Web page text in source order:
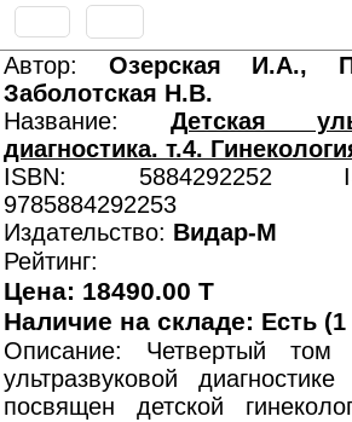
Автор: Озерская И.А.,
Заболотская Н.В.
Название: Детская
диагностика. т.4.
ISBN: 5884292252
9785884292253
Издательство: Видар-М
Рейтинг:
Цена: 18490.00 T
Наличие на складе: Есть
Описание: Четвертый том
ультразвуковой
посвящен детской